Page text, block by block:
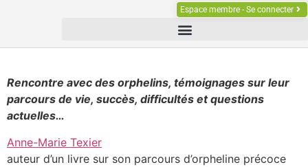
Espace membre - Se connecter
Rencontre avec des orphelins, témoignages sur leur
parcours de vie, succès, difficultés et questions
actuelles…
Anne-Marie Texier
auteur d’un livre sur son parcours d’orpheline précoce